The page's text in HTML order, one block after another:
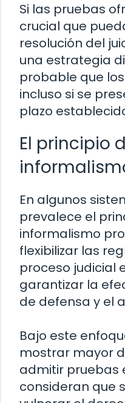
Si las pruebas
crucial que
resolución del
una estrategia
probable que
incluso si se
plazo
El principio
En algunos
prevalece el
informalismo
flexibilizar las
proceso judicial
garantizar la
de defensa y el
Bajo este
mostrar mayor
admitir pruebas
consideran que